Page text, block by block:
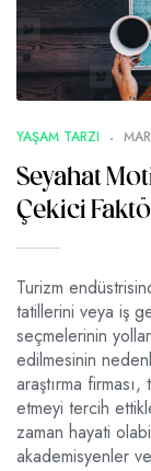
YAŞAM TARZI
Seyahat
Çekici
Turizm
tatillerini veya iş
seçmelerinin
edilmesinin
araştırma
etmeyi tercih
zaman hayati
akademisyenler